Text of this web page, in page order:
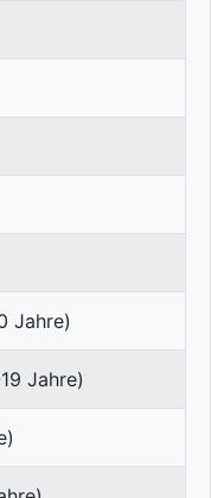
Jahre)
Jahre)